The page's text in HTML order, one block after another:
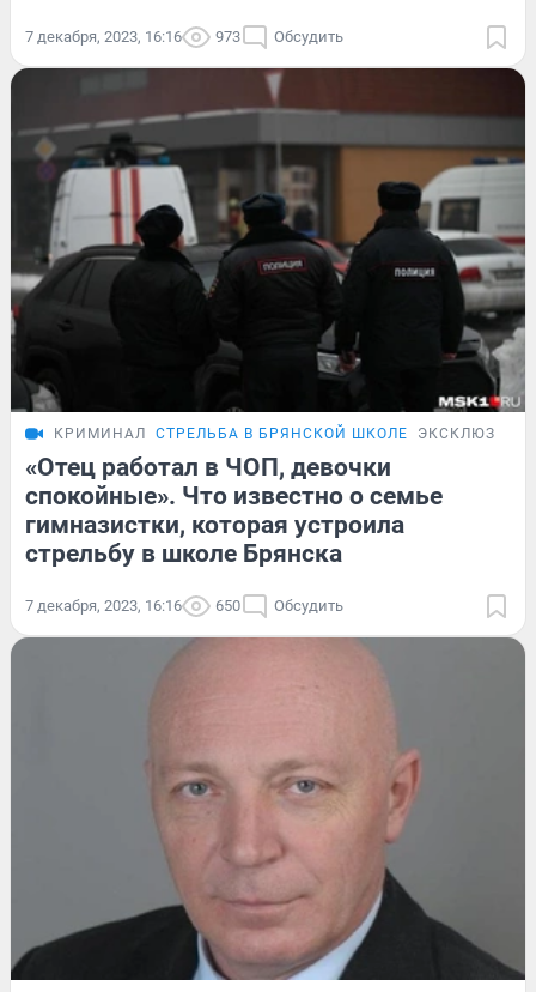
7 декабря, 2023, 16:16 973 Обсудить
КРИМИНАЛ СТРЕЛЬБА В БРЯНСКОЙ ШКОЛЕ ЭКСКЛЮЗИВ
«Отец работал в ЧОП, девочки
спокойные». Что известно о семье
гимназистки, которая устроила
стрельбу в школе Брянска
7 декабря, 2023, 16:16 650 Обсудить